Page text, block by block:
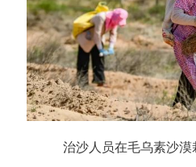
治沙人员在毛乌素沙漠